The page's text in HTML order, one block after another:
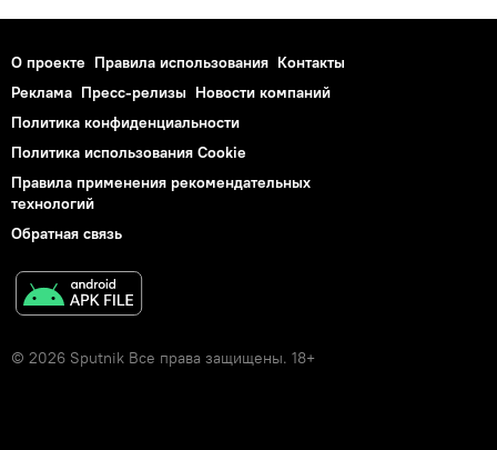
О проекте Правила использования Контакты
Реклама Пресс-релизы Новости компаний
Политика конфиденциальности
Политика использования Cookie
Правила применения рекомендательных
технологий
Обратная связь
© 2026 Sputnik Все права защищены. 18+